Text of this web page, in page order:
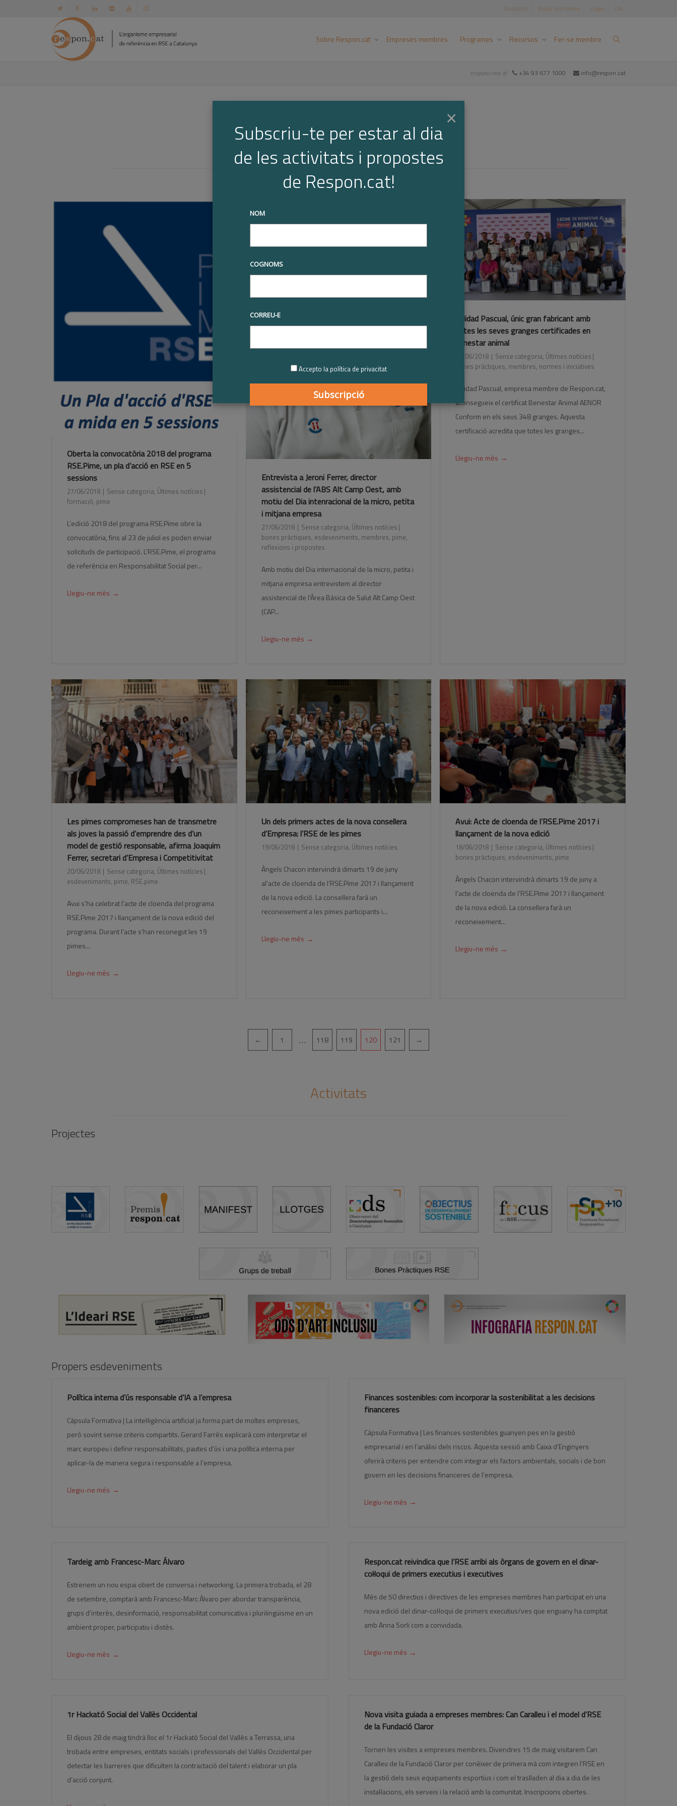
Contacte Espai membres Login CA
Sobre Respon.cat Empreses membres Programes Recursos Fer-se membre
truqueu-nos al +34 93 677 1000 info@respon.cat
Notícies
Oberta la convocatòria 2018 del programa
RSE.Pime, un pla d’acció en RSE en 5
sessions
27/06/2018 Sense categoria, Últimes notícies
formació, pime
L’edició 2018 del programa RSE.Pime obre la
convocatòria, fins al 23 de juliol es poden enviar
solicituds de participació. L’RSE.Pime, el programa
de referència en Responsabilitat Social per...
Llegiu-ne més →
Entrevista a Jeroni Ferrer, director
assistencial de l’ABS Alt Camp Oest, amb
motiu del Dia intenracional de la micro, petita
i mitjana empresa
27/06/2018 Sense categoria, Últimes notícies
bones pràctiques, esdeveniments, membres, pime,
reflexions i propostes
Amb motiu del Dia internacional de la micro, petita i
mitjana empresa entrevistem al director
assistencial de l'Àrea Bàsica de Salut Alt Camp Oest
(CAP...
Llegiu-ne més →
Calidad Pascual, únic gran fabricant amb
totes les seves granges certificades en
benestar animal
24/06/2018 Sense categoria, Últimes notícies
bones pràctiques, membres, normes i iniciatives
Calidad Pascual, empresa membre de Respon.cat,
aconsegueix el certificat Benestar Animal AENOR
Conform en els seus 348 granges. Aquesta
certificació acredita que totes les granges...
Llegiu-ne més →
Les pimes compromeses han de transmetre
als joves la passió d’emprendre des d’un
model de gestió responsable, afirma Joaquim
Ferrer, secretari d’Empresa i Competitivitat
20/06/2018 Sense categoria, Últimes notícies
esdeveniments, pime, RSE.pime
Avui s’ha celebrat l’acte de cloenda del programa
RSE.Pime 2017 i llançament de la nova edició del
programa. Durant l’acte s’han reconegut les 19
pimes...
Llegiu-ne més →
Un dels primers actes de la nova consellera
d’Empresa: l’RSE de les pimes
19/06/2018 Sense categoria, Últimes notícies
Àngels Chacon intervindrà dimarts 19 de juny
al’acte de cloenda de l’RSE.Pime 2017 i llançament
de la nova edició. La consellera farà un
reconeixement a les pimes participants i...
Llegiu-ne més →
Avui: Acte de cloenda de l’RSE.Pime 2017 i
llançament de la nova edició
18/06/2018 Sense categoria, Últimes notícies
bones pràctiques, esdeveniments, pime
Àngels Chacon intervindrà dimarts 19 de juny a
l’acte de cloenda de l’RSE.Pime 2017 i llançament
de la nova edició. La consellera farà un
reconeixement...
Llegiu-ne més →
← 1 … 118 119 120 121 →
Activitats
Projectes
Propers esdeveniments
Política interna d’ús responsable d’IA a l’empresa
Càpsula Formativa | La intel·ligència artificial ja forma part de moltes empreses,
però sovint sense criteris compartits. Gerard Farrès explicarà com interpretar el
marc europeu i definir responsabilitats, pautes d’ús i una política interna per
aplicar-la de manera segura i responsable a l’empresa.
Llegiu-ne més →
Finances sostenibles: com incorporar la sostenibilitat a les decisions
financeres
Càpsula Formativa | Les finances sostenibles guanyen pes en la gestió
empresarial i en l’anàlisi dels riscos. Aquesta sessió amb Caixa d’Enginyers
oferirà criteris per entendre com integrar els factors ambientals, socials i de bon
govern en les decisions financeres de l’empresa.
Llegiu-ne més →
Tardeig amb Francesc-Marc Álvaro
Estrenem un nou espai obert de conversa i networking. La primera trobada, el 28
de setembre, comptarà amb Francesc-Marc Álvaro per abordar transparència,
grups d’interès, desinformació, responsabilitat comunicativa i plurilingüisme en un
ambient proper, participatiu i distès.
Llegiu-ne més →
Respon.cat reivindica que l’RSE arribi als òrgans de govern en el dinar-
col·loqui de primers executius i executives
Més de 50 directius i directives de les empreses membres han participat en una
nova edició del dinar-col·loqui de primers executius/ves que enguany ha comptat
amb Anna Sorli com a convidada.
Llegiu-ne més →
1r Hackató Social del Vallès Occidental
El dijous 28 de maig tindrà lloc el 1r Hackató Social del Vallès a Terrassa, una
trobada entre empreses, entitats socials i professionals del Vallès Occidental per
detectar les barreres que dificulten la contractació del talent i elaborar un pla
d’acció conjunt.
Nova visita guiada a empreses membres: Can Caralleu i el model d’RSE
de la Fundació Claror
Tornen les visites a empreses membres. Divendres 15 de maig visitarem Can
Caralleu de la Fundació Claror per conèixer de primera mà com integren l'RSE en
la gestió dels seus equipaments esportius i com el traslladen al dia a dia de les
instal·lacions, els serveis i la relació amb la comunitat. Inscripcions obertes.
×
Subscriu-te per estar al dia
de les activitats i propostes
de Respon.cat!
NOM
COGNOMS
CORREU-E
Accepto la política de privacitat